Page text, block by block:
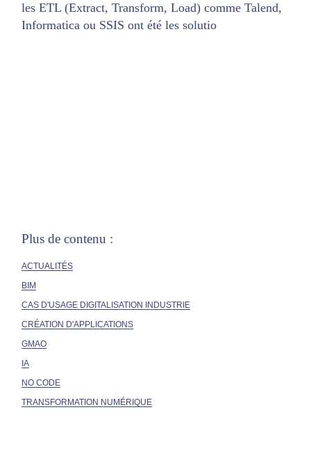
les ETL (Extract, Transform, Load) comme Talend,
Informatica ou SSIS ont été les solutio
Plus de contenu :
ACTUALITÉS
BIM
CAS D'USAGE DIGITALISATION INDUSTRIE
CRÉATION D'APPLICATIONS
GMAO
IA
NO CODE
TRANSFORMATION NUMÉRIQUE